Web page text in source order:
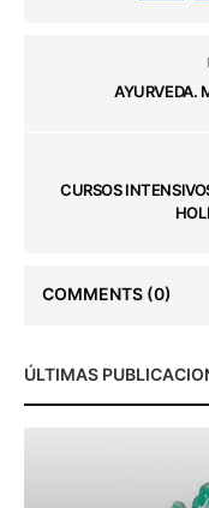
AYURVEDA.
CURSOS
COMMENTS (0)
ÚLTIMAS